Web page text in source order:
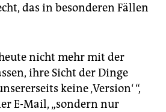
das in besonderen Fällen
nicht mehr mit der
ihre Sicht der Dinge
keine ‚Version‘ “,
E-Mail, „sondern nur